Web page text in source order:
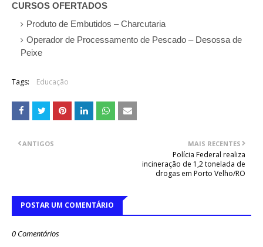
CURSOS OFERTADOS
Produto de Embutidos – Charcutaria
Operador de Processamento de Pescado – Desossa de
Peixe
Tags: Educação
MAIS RECENTES
Polícia Federal realiza
incineração de 1,2 tonelada de
drogas em Porto Velho/RO
ANTIGOS
POSTAR UM COMENTÁRIO
0 Comentários